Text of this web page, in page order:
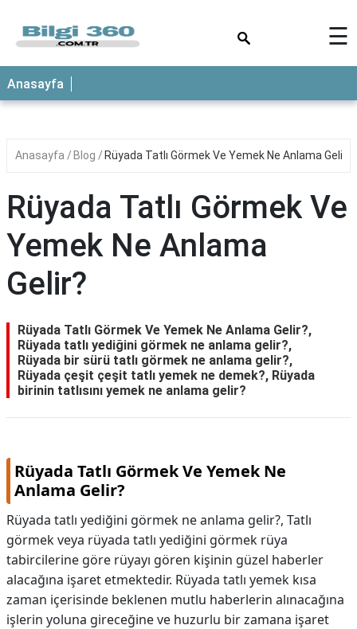
ANASAYFA
☰
Anasayfa
Anasayfa Blog Rüyada Tatlı Görmek Ve Yemek Ne Anlama Gelir?
Rüyada Tatlı Görmek Ve
Yemek Ne Anlama
Gelir?
Rüyada Tatlı Görmek Ve Yemek Ne Anlama Gelir?,
Rüyada tatlı yediğini görmek ne anlama gelir?,
Rüyada bir sürü tatlı görmek ne anlama gelir?,
Rüyada çeşit çeşit tatlı yemek ne demek?, Rüyada
birinin tatlısını yemek ne anlama gelir?
Rüyada Tatlı Görmek Ve Yemek Ne
Anlama Gelir?
Rüyada tatlı yediğini görmek ne anlama gelir?, Tatlı
görmek veya rüyada tatlı yediğini görmek rüya
tabircilerine göre rüyayı gören kişinin güzel haberler
alacağına işaret etmektedir. Rüyada tatlı yemek kısa
zaman içerisinde beklenen mutlu haberlerin alınacağına
işlerin yoluna gireceğine ve huzurlu bir zamana işaret